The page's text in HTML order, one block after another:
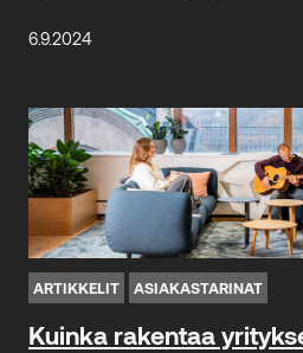
6.9.2024
ARTIKKELIT ASIAKASTARINAT
Kuinka rakentaa